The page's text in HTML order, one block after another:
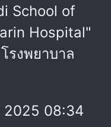
School of
Hospital"
รงพยาบาล
2025 08:34